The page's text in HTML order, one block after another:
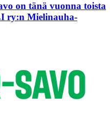
on tänä vuonna toista
ry:n Mielinauha-